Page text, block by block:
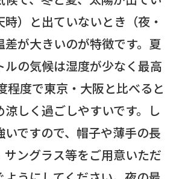
）と出ていないとき（夜・
差が大きいのが特徴です。夏
ルの気候は湿度が少なく最高
度で東京・大阪と比べると
しく過ごしやすいです。し
いですので、帽子や薄手の長
サングラス等をご用意いただ